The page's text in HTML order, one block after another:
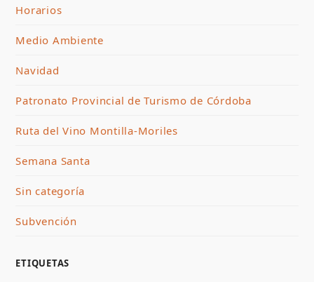
Horarios
Medio Ambiente
Navidad
Patronato Provincial de Turismo de Córdoba
Ruta del Vino Montilla-Moriles
Semana Santa
Sin categoría
Subvención
ETIQUETAS